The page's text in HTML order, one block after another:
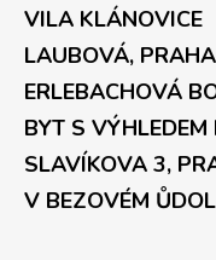
VILA KLÁNOVICE
LAUBOVÁ, PRAHA
ERLEBACHOVÁ
BYT S
SLAVÍKOVA 3,
V BEZOVÉM